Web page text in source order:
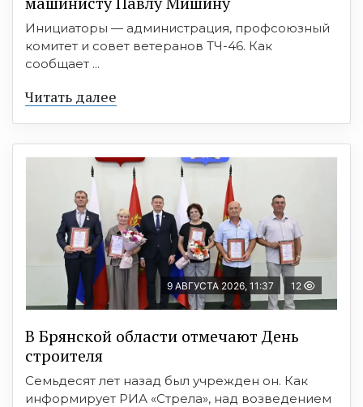
Инициаторы — администрация, профсоюзный
комитет и совет ветеранов ТЧ-46. Как
сообщает ...
Читать далее
9 АВГУСТА 2026, 11:37 12
В Брянской области отмечают День
строителя
Семьдесят лет назад был учрежден он. Как
информирует РИА «Стрела», над возведением